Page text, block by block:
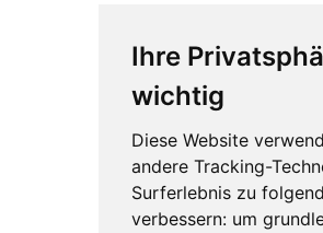
Ihre
wichtig
Diese Website
andere Tracking-
Surferlebnis zu
verbessern: um